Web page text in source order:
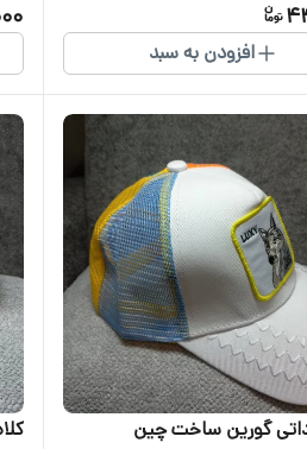
افزودن به سبد
گورین ساخت چین